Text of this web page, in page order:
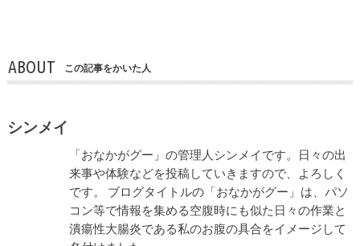
ABOUT この記事をかいた人
シンメイ
「おなかがグー」の管理人シンメイです。日々の出
来事や体験などを投稿していきますので、よろしく
です。 ブログタイトルの「おなかがグー」は、パソ
コン等で情報を集める空腹時にも似た日々の作業と
潰瘍性大腸炎である私のお腹の具合をイメージして